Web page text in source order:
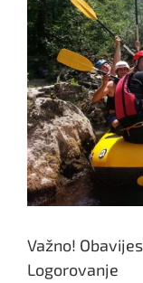
Važno!
Logorovanje